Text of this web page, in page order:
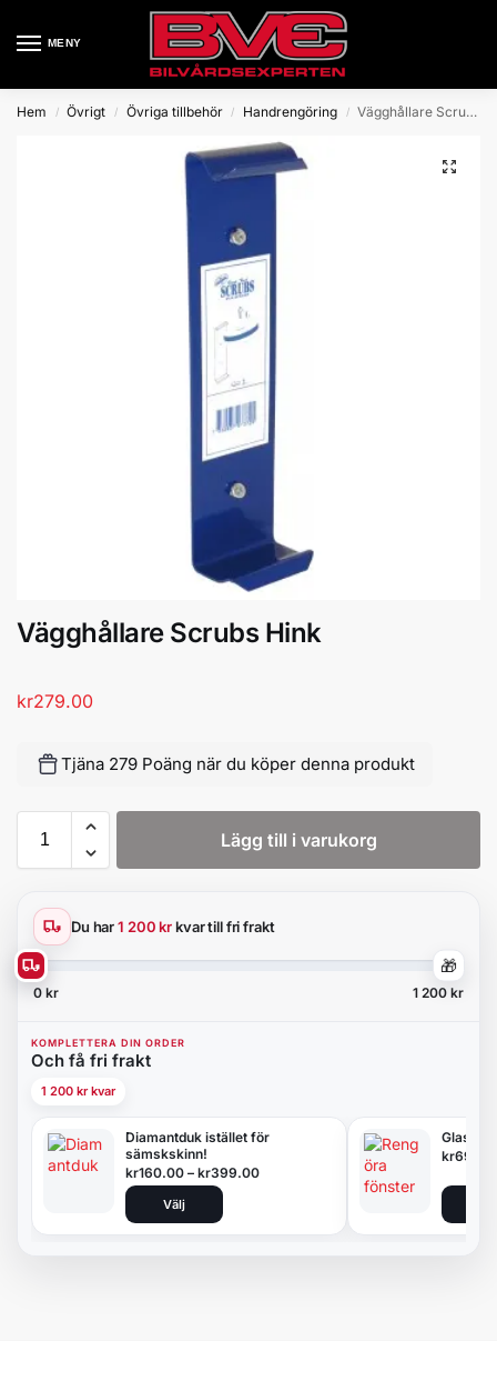
MENY
Hem / Övrigt / Övriga tillbehör / Handrengöring / Vägghållare Scrubs Hink
Vägghållare Scrubs Hink
kr279.00
Tjäna 279 Poäng när du köper denna produkt
Lägg till i varukorg
Du har1 200 krkvar till fri frakt
🎁
0 kr 1 200 kr
KOMPLETTERA DIN ORDER
Och få fri frakt
1 200 kr kvar
Diamantduk istället för
sämskskinn!
kr160.00 – kr399.00
Välj
kr69.00